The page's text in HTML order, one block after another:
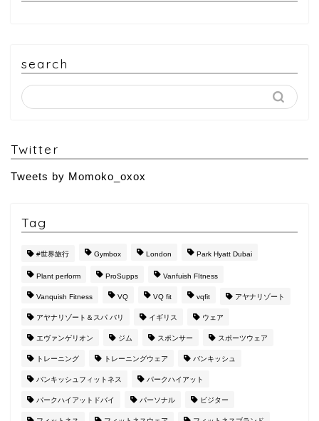
search
Twitter
Tweets by Momoko_oxox
Tag
#世界旅行 Gymbox London Park Hyatt Dubai
Plant perform ProSupps Vanfuish FItness
Vanquish Fitness VQ VQ fit vqfit アヤナリゾート
アヤナリゾート＆スパ バリ イギリス ウェア
エヴァンゲリオン ジム スポンサー スポーツウェア
トレーニング トレーニングウェア バンキッシュ
バンキッシュフィットネス パークハイアット
パークハイアットドバイ パーソナル ビジター